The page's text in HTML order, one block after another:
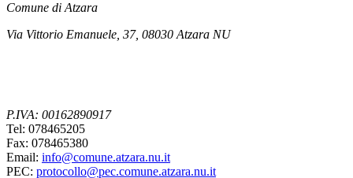
Comune di Atzara
Via Vittorio Emanuele, 37, 08030 Atzara NU
P.IVA: 00162890917
Tel: 078465205
Fax: 078465380
Email: info@comune.atzara.nu.it
PEC: protocollo@pec.comune.atzara.nu.it